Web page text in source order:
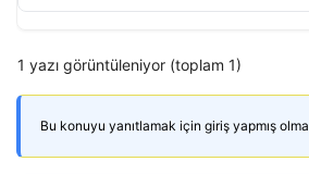
1 yazı görüntüleniyor (toplam 1)
Bu konuyu yanıtlamak için giriş yapmış